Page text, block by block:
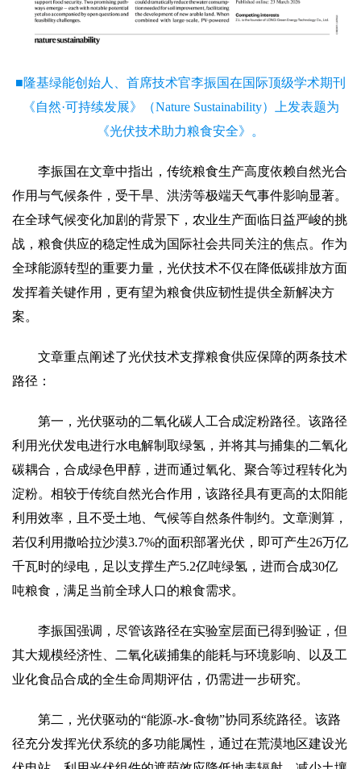
■隆基绿能创始人、首席技术官李振国在国际顶级学术期刊
《自然·可持续发展》（Nature Sustainability）上发表题为
《光伏技术助力粮食安全》。
李振国在文章中指出，传统粮食生产高度依赖自然光合
作用与气候条件，受干旱、洪涝等极端天气事件影响显著。
在全球气候变化加剧的背景下，农业生产面临日益严峻的挑
战，粮食供应的稳定性成为国际社会共同关注的焦点。作为
全球能源转型的重要力量，光伏技术不仅在降低碳排放方面
发挥着关键作用，更有望为粮食供应韧性提供全新解决方
案。
文章重点阐述了光伏技术支撑粮食供应保障的两条技术
路径：
第一，光伏驱动的二氧化碳人工合成淀粉路径。该路径
利用光伏发电进行水电解制取绿氢，并将其与捕集的二氧化
碳耦合，合成绿色甲醇，进而通过氧化、聚合等过程转化为
淀粉。相较于传统自然光合作用，该路径具有更高的太阳能
利用效率，且不受土地、气候等自然条件制约。文章测算，
若仅利用撒哈拉沙漠3.7%的面积部署光伏，即可产生26万亿
千瓦时的绿电，足以支撑生产5.2亿吨绿氢，进而合成30亿
吨粮食，满足当前全球人口的粮食需求。
李振国强调，尽管该路径在实验室层面已得到验证，但
其大规模经济性、二氧化碳捕集的能耗与环境影响、以及工
业化食品合成的全生命周期评估，仍需进一步研究。
第二，光伏驱动的“能源-水-食物”协同系统路径。该路
径充分发挥光伏系统的多功能属性，通过在荒漠地区建设光